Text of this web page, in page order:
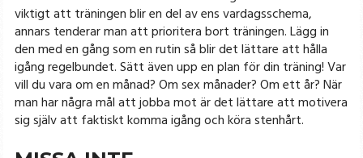
viktigt att träningen blir en del av ens vardagsschema,
annars tenderar man att prioritera bort träningen. Lägg in
den med en gång som en rutin så blir det lättare att hålla
igång regelbundet. Sätt även upp en plan för din träning! Var
vill du vara om en månad? Om sex månader? Om ett år? När
man har några mål att jobba mot är det lättare att motivera
sig själv att faktiskt komma igång och köra stenhårt.